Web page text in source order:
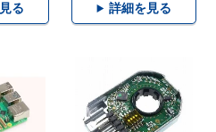
る 詳細を見る